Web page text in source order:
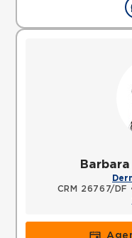
CRM 26767/DF